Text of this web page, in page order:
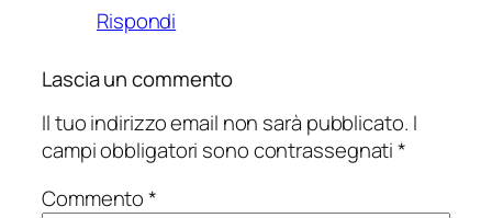
Rispondi
Lascia un commento
Il tuo indirizzo email non sarà pubblicato. I
campi obbligatori sono contrassegnati*
Commento*